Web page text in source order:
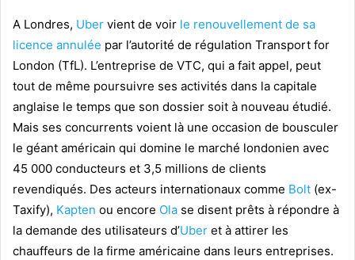
A Londres, Uber vient de voir le renouvellement de sa
licence annulée par l’autorité de régulation Transport for
London (TfL). L’entreprise de VTC, qui a fait appel, peut
tout de même poursuivre ses activités dans la capitale
anglaise le temps que son dossier soit à nouveau étudié.
Mais ses concurrents voient là une occasion de bousculer
le géant américain qui domine le marché londonien avec
45 000 conducteurs et 3,5 millions de clients
revendiqués. Des acteurs internationaux comme Bolt (ex-
Taxify), Kapten ou encore Ola se disent prêts à répondre à
la demande des utilisateurs d’Uber et à attirer les
chauffeurs de la firme américaine dans leurs entreprises.